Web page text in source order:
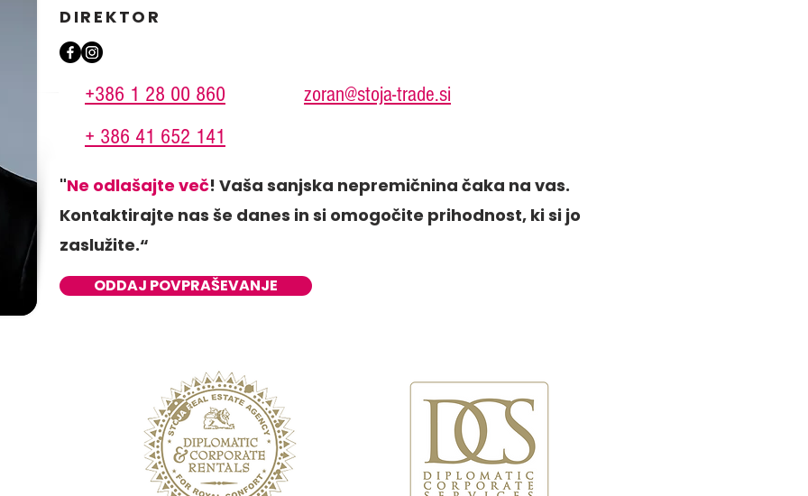
DIREKTOR
+386 1 28 00 860
zoran@stoja-trade.si
+ 386 41 652 141
"Ne odlašajte več! Vaša sanjska nepremičnina čaka na vas.
Kontaktirajte nas še danes in si omogočite prihodnost, ki si jo
zaslužite.“
ODDAJ POVPRAŠEVANJE